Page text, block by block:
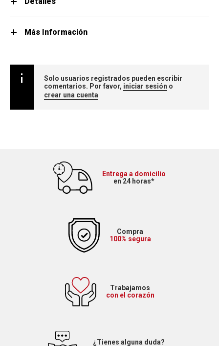
Más Información
Solo usuarios registrados pueden escribir
comentarios. Por favor, iniciar sesión o
crear una cuenta
Entrega a domicilio
en 24 horas*
Compra
100% segura
Trabajamos
con el corazón
¿Tienes alguna duda?